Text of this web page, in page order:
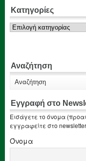
Κατηγορίες
Κατηγορίες
Αναζήτηση
Εγγραφή στο
Εισάγετε το όνομα
εγγραφείτε στο
Όνομα